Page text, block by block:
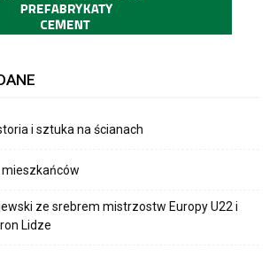
i sztuka na ścianach
mieszkańców
ze srebrem mistrzostw Europy U22 i
Lidze